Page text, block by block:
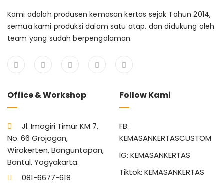
Kami adalah produsen kemasan kertas sejak Tahun 2014,
semua kami produksi dalam satu atap, dan didukung oleh
team yang sudah berpengalaman.
Office & Workshop
Jl. Imogiri Timur KM 7,
No. 66 Grojogan,
Wirokerten, Banguntapan,
Bantul, Yogyakarta.
081-6677-618
Follow Kami
FB:
KEMASANKERTASCUSTOM
IG: KEMASANKERTAS
Tiktok: KEMASANKERTAS